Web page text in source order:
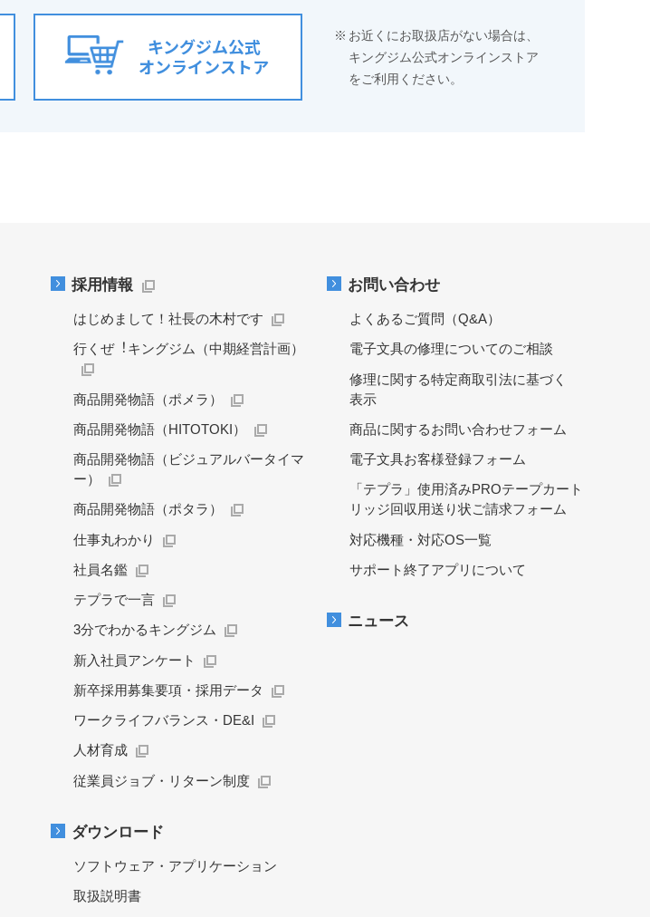
キングジム公式
オンラインストア
※ お近くにお取扱店がない場合は、
キングジム公式オンラインストア
をご利用ください。
採用情報
はじめまして！社長の木村です
行くぜ︕キングジム（中期経営計画）
商品開発物語（ポメラ）
商品開発物語（HITOTOKI）
商品開発物語（ビジュアルバータイマ
ー）
商品開発物語（ポタラ）
仕事丸わかり
社員名鑑
テプラで一言
3分でわかるキングジム
新入社員アンケート
新卒採用募集要項・採用データ
ワークライフバランス・DE&I
人材育成
従業員ジョブ・リターン制度
ダウンロード
ソフトウェア・アプリケーション
取扱説明書
お問い合わせ
よくあるご質問（Q&A）
電子文具の修理についてのご相談
修理に関する特定商取引法に基づく
表示
商品に関するお問い合わせフォーム
電子文具お客様登録フォーム
「テプラ」使用済みPROテープカート
リッジ回収用送り状ご請求フォーム
対応機種・対応OS一覧
サポート終了アプリについて
ニュース